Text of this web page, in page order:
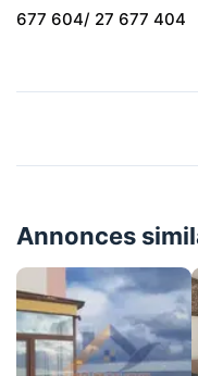
677 604/ 27 677 404
Annonces